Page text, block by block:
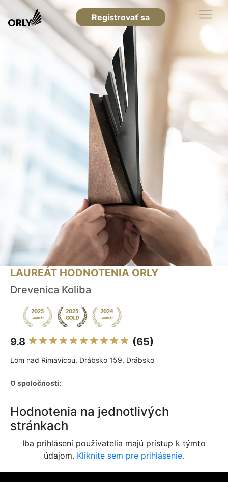
Registrovať sa
LAUREÁT HODNOTENIA ORLY
Drevenica Koliba
9.8 (65)
Lom nad Rimavicou, Drábsko 159, Drábsko
O spoločnosti:
Hodnotenia na jednotlivých
stránkach
Iba prihlásení používatelia majú prístup k týmto
údajom. Kliknite sem pre prihlásenie.